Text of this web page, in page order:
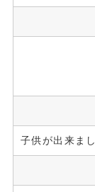
子供が出来ま